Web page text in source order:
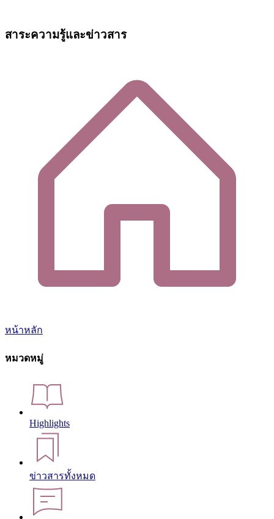
สาระความรู้และข่าวสาร
หน้าหลัก
หมวดหมู่
Highlights
ข่าวสารทั้งหมด